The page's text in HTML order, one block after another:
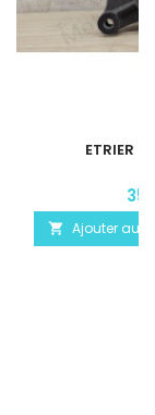
ETRIER
 Ajouter au